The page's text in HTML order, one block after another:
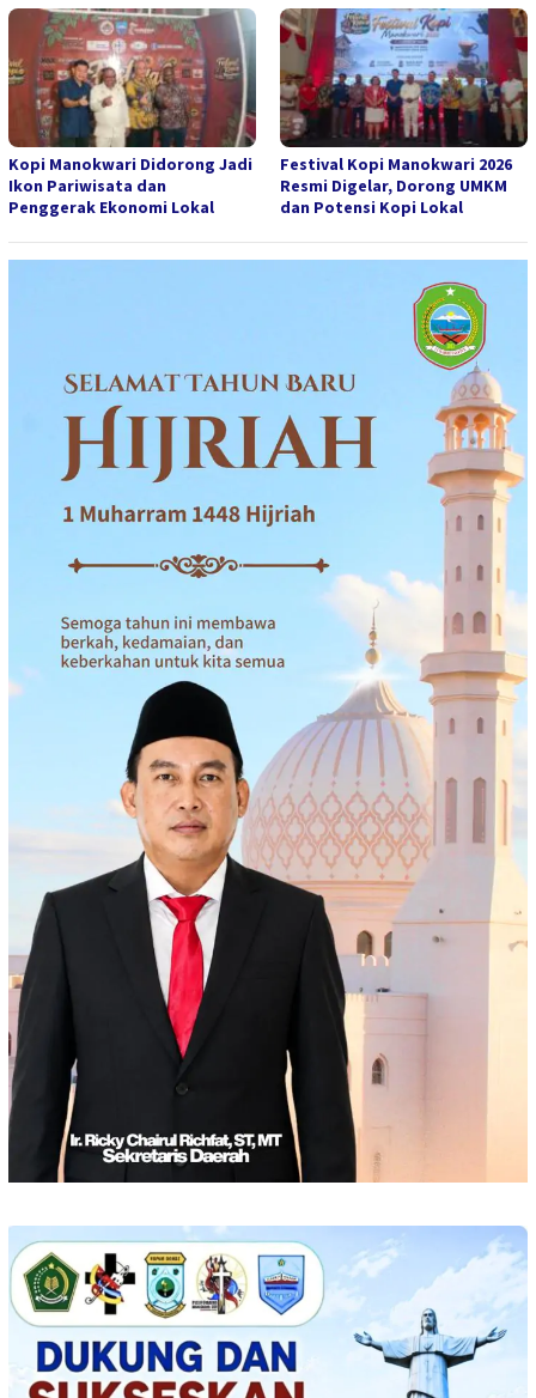
Kopi Manokwari Didorong Jadi
Ikon Pariwisata dan
Penggerak Ekonomi Lokal
Festival Kopi Manokwari 2026
Resmi Digelar, Dorong UMKM
dan Potensi Kopi Lokal